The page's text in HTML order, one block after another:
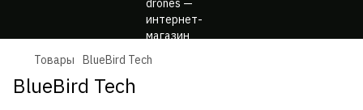
Товары BlueBird Tech
BlueBird Tech